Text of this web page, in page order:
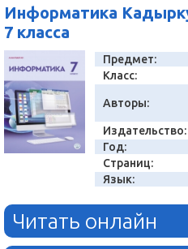
Информатика
7 класса
Предмет:
Класс:
Авторы:
Издательство:
Год:
Страниц:
Язык:
Читать онлайн